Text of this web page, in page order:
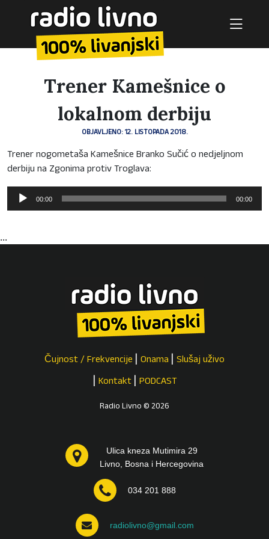
Trener Kamešnice o
lokalnom derbiju
OBJAVLJENO: 12. LISTOPADA 2018.
Trener nogometaša Kamešnice Branko Sučić o nedjeljnom
derbiju na Zgonima protiv Troglava:
Reproduktor
audiozapisa
00:00 00:00
...
Čujnost / Frekvencije Onama Slušaj uživo
Kontakt PODCAST
Radio Livno © 2026
Ulica kneza Mutimira 29
Livno, Bosna i Hercegovina
034 201 888
radiolivno@gmail.com